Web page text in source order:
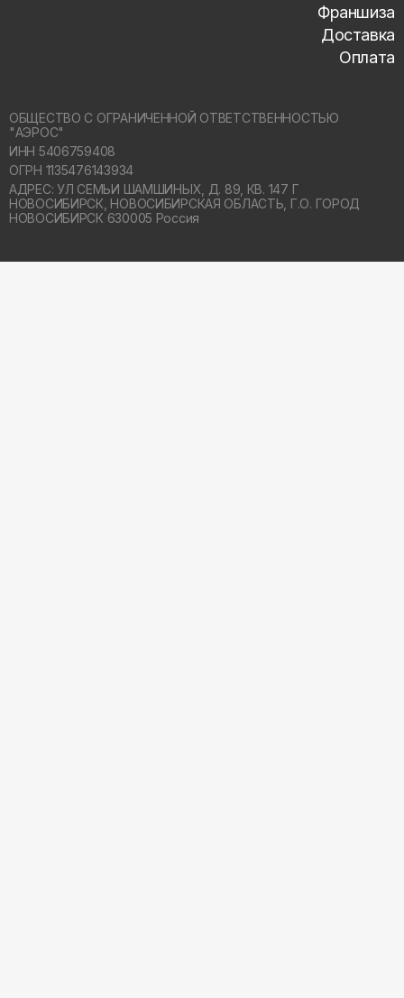
Франшиза
Доставка
Оплата
ОБЩЕСТВО С ОГРАНИЧЕННОЙ ОТВЕТСТВЕННОСТЬЮ
"АЭРОС"
ИНН 5406759408
ОГРН 1135476143934
АДРЕС: УЛ СЕМЬИ ШАМШИНЫХ, Д. 89, КВ. 147 Г
НОВОСИБИРСК, НОВОСИБИРСКАЯ ОБЛАСТЬ, Г.О. ГОРОД
НОВОСИБИРСК 630005 Россия